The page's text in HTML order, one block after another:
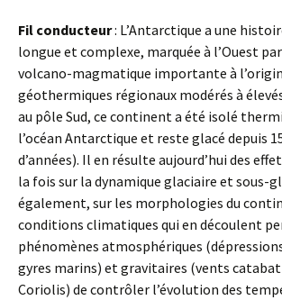
Fil conducteur: L’Antarctique a une
longue et complexe, marquée à l’Ouest
volcano-magmatique importante à
géothermiques régionaux modérés à
au pôle Sud, ce continent a été isolé
l’océan Antarctique et reste glacé depuis
d’années). Il en résulte aujourd’hui des
la fois sur la dynamique glaciaire et sous-
également, sur les morphologies du
conditions climatiques qui en découlent
phénomènes atmosphériques
gyres marins) et gravitaires (vents
Coriolis) de contrôler l’évolution des